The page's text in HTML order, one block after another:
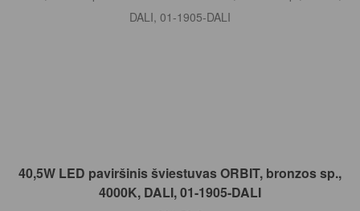
Į KREPŠELĮ
40,5W LED paviršinis šviestuvas ORBIT, bronzos sp.,
4000K, DALI, 01-1905-DALI